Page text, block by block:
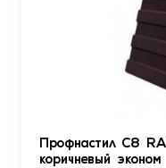
Профнастил С8
коричневый эконом